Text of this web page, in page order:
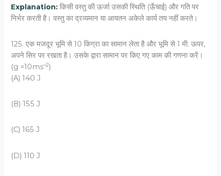
Explanation: किसी वस्तु की ऊर्जा उसकी स्थिति (ऊँचाई) और गति पर
निर्भर करती है। वस्तु का द्रव्यमान या आयतन अकेले कार्य तय नहीं करते।
125. एक मजदूर भूमि से 10 किग्रा का सामान लेता है और भूमि से 1 मी. ऊपर,
अपने सिर पर रखता है। उसके द्वारा सामान पर किए गए काम की गणना करें।
(g =10ms–2)
(A) 140 J
(B) 155 J
(C) 165 J
(D) 110 J